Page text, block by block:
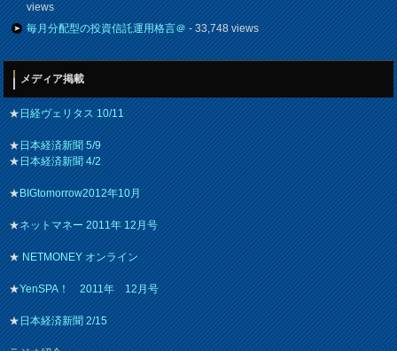
views
毎月分配型の投資信託運用格言＠- 33,748 views
メディア掲載
★日経ヴェリタス 10/11
★日本経済新聞 5/9
★日本経済新聞 4/2
★BIGtomorrow2012年10月
★ネットマネー 2011年 12月号
★NETMONEY オンライン
★YenSPA！ 2011年 12月号
★日本経済新聞 2/15